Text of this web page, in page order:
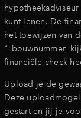
hypotheekadviseur
kunt lenen. De
het toewijzen van
1 bouwnummer,
financiële check
Upload je de
Deze
gestart en jij je